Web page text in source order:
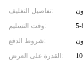
تفاصيل التغليف:
وقت التسليم:
شروط الدفع:
القدرة على العرض: